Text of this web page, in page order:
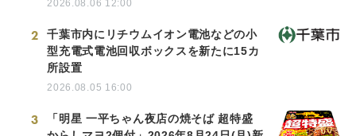
2026.08.06 12:00
2
千葉市内にリチウムイオン電池などの小
型充電式電池回収ボックスを新たに15カ
所設置
2026.08.05 16:00
3
「明星 一平ちゃん夜店の焼そば 超特盛